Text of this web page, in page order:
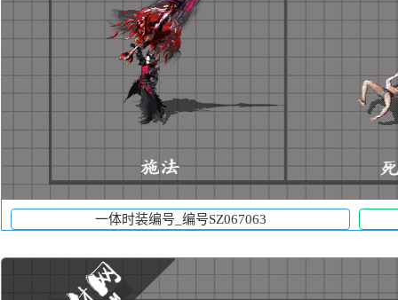
一体时装编号_编号SZ067063